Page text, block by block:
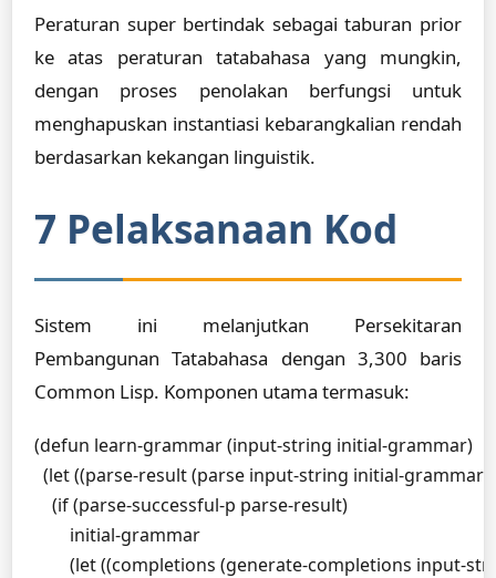
Peraturan super bertindak sebagai taburan prior
ke atas peraturan tatabahasa yang mungkin,
dengan proses penolakan berfungsi untuk
menghapuskan instantiasi kebarangkalian rendah
berdasarkan kekangan linguistik.
7 Pelaksanaan Kod
Sistem ini melanjutkan Persekitaran
Pembangunan Tatabahasa dengan 3,300 baris
Common Lisp. Komponen utama termasuk:
(defun learn-grammar (input-string initial-grammar)
(let ((parse-result (parse input-string initial-
    (if (parse-successful-p parse-result)
        initial-grammar
(let ((completions (generate-completions input-